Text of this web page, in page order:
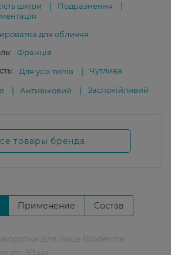
шкіри
Подразнення
для обличчя
Франція
Для усіх типів Чутлива
Антивіковий Заспокійливий
товары бренда
Применение Состав